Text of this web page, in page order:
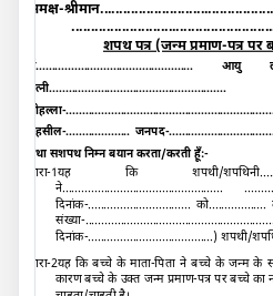
समक्ष-श्रीमान
शपथ पत्र (जन्म प्रमाण-पत्र
मैं................................................. आयु
पत्नी.......................................................
मोहल्ला-
तहसील-.................... जनपद-
तथा सशपथ निम्न बयान करता/करती हूँ:-
धारा-1यह कि शपथी/
ने..................................................
दिनांक-................................ को..................
संख्या-
दिनांक-.......................................) शपथी/
धारा-2यह कि बच्चे के माता-पिता ने बच्चे के जन्म के
कारण बच्चे के उक्त जन्म प्रमाण-पत्र पर बच्चे का